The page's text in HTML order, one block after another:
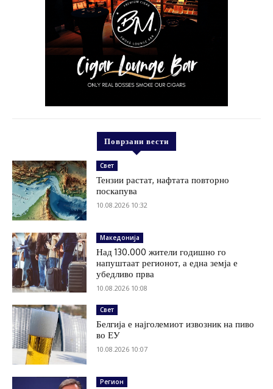
Поврзани вести
Свет
Тензии растат, нафтата повторно
поскапува
10.08.2026 10:32
Македонија
Над 130.000 жители годишно го
напуштаат регионот, а една земја е
убедливо прва
10.08.2026 10:08
Свет
Белгија е најголемиот извозник на пиво
во ЕУ
10.08.2026 10:07
Регион